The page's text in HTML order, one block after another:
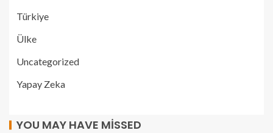
Türkiye
Ülke
Uncategorized
Yapay Zeka
YOU MAY HAVE MISSED